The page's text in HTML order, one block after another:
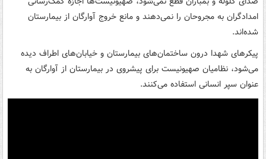
امدادگران به مجروحان را نمی‌دهند و مانع خروج آوارگان از بیمارستان
شده‌اند.
پیکرهای شهدا درون ساختمان‌های بیمارستان و خیابان‌های اطراف دیده
می‌شود، نظامیان صهیونیست برای پیشروی در بیمارستان از آوارگان به
عنوان سپر انسانی استفاده می‌کنند.